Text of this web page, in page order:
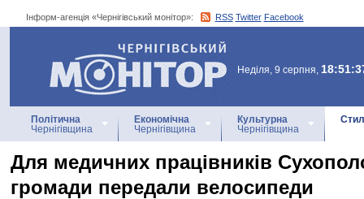
Інформ-агенція «Чернігівський монітор»: RSS Twitter Facebook
Інформ-агенція
«Чернігівський монітор»
Неділя, 9 серпня,
Політична
Чернігівщина
Економічна
Чернігівщина
Культурна
Чернігівщина
Для медичних працівників
громади передали велосипеди